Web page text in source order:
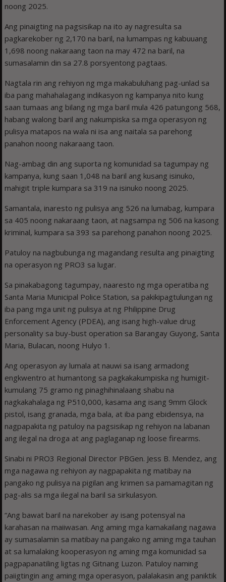
noong 2025.
Ang pinaigting na pagsisikap na ito ay nagresulta sa
pagkarekober ng 2,170 na baril, na lumampas ng kabuuang
1,698 noong nakaraang taon na may 472 na baril, na
sumasalamin din sa 27.8 porsyentong pagtaas.
Nagtala rin ang rehiyon ng mga makabuluhang pag-unlad sa
iba pang mahahalagang indikasyon ng kampanya nito kung
saan tumaas ang bilang ng mga baril mula 426 patungong 568,
habang walong baril ang nakumpiska sa mga operasyon ng
pulisya matapos na wala ni isa ang naitala sa parehong
panahon noong nakaraang taon.
Nag-ambag din ang suporta ng komunidad sa tagumpay ng
kampanya, kung saan 1,048 na baril ang kusang isinuko,
mahigit triple kumpara sa 319 na isinuko noong 2025.
Samantala, inaresto ng pulisya ang 526 na lumabag, kumpara
sa 405 noong nakaraang taon, at nagsampa ng 506 na kasong
kriminal, kumpara sa 393 sa parehong panahon noong 2025.
Patuloy na nagbubunga ng magandang resulta ang pinaigting
na operasyon ng PRO3 sa lugar.
Sa pinakabagong tagumpay, naaresto ng mga operatiba ng
Santa Maria Municipal Police Station, sa pakikipagtulungan ng
iba pang mga unit ng pulisya at ng Philippine Drug
Enforcement Agency (PDEA), ang isang high-value drug
personality sa buy-bust operation sa Barangay Guyong, Santa
Maria, Bulacan, noong Hulyo 1.
Ang operasyon ay lumala at nauwi sa isang armadong
engkwentro at humantong sa pagkakakumpiska ng humigit-
kumulang 75 gramo ng pinaghihinalaang shabu na
nagkakahalaga ng P510,000, kasama ang isang 9mm Glock
pistol, isang granada, mga bala, at iba pang ebidensya, na
nagpapakita ng patuloy na pagsisikap ng rehiyon na labanan
ang ilegal na droga at ang paglaganap ng loose firearms.
Sinabi ni PRO3 Regional Director PBGen. Jess B. Mendez, ang
mga nagawa ng rehiyon ay nagpapakita ng matibay na
pangako ng pulisya na pigilan ang krimen sa pamamagitan ng
pag-alis sa mga ilegal na baril sa sirkulasyon.
“Ang bawat baril na narekober ay isang potensyal na
karahasan na maiiwasan. Ang aming mga kamakailang nagawa
ay sumasalamin sa matibay na pangako ng aming mga tauhan
at sa lumalaking kooperasyon ng aming mga komunidad sa
pagpapanatiling ligtas ng Gitnang Luzon. Patuloy naming
paiigtingin ang aming mga operasyon, palalakasin ang paniktik